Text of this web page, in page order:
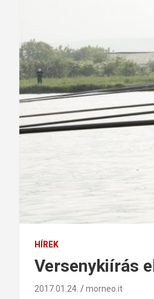
HÍREK
Versenykiírás
2017.01.24. morneo.it